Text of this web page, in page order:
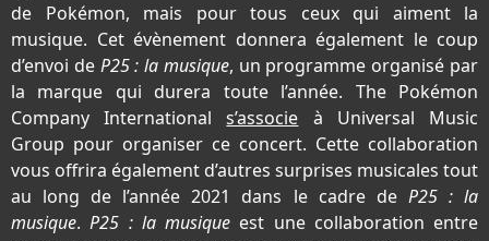
de Pokémon, mais pour tous ceux qui aiment la
musique. Cet évènement donnera également le coup
d’envoi de P25 : la musique, un programme organisé par
la marque qui durera toute l’année. The Pokémon
Company Internationals’associe à Universal Music
Group pour organiser ce concert. Cette collaboration
vous offrira également d’autres surprises musicales tout
au long de l’année 2021 dans le cadre de P25 : la
musique.P25 : la musique est une collaboration entre